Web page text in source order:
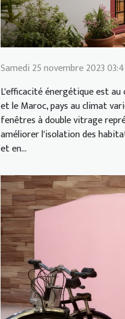
Samedi 25 novembre 2023
L'efficacité énergétique est
et le Maroc, pays au climat
fenêtres à double vitrage
améliorer l'isolation des
et en...